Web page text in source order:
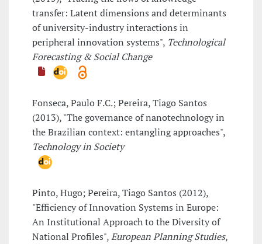
transfer: Latent dimensions and determinants
of university-industry interactions in
peripheral innovation systems", Technological
Forecasting & Social Change
Fonseca, Paulo F.C.; Pereira, Tiago Santos
(2013), "The governance of nanotechnology in
the Brazilian context: entangling approaches",
Technology in Society
Pinto, Hugo; Pereira, Tiago Santos (2012),
"Efficiency of Innovation Systems in Europe:
An Institutional Approach to the Diversity of
National Profiles",European Planning Studies,